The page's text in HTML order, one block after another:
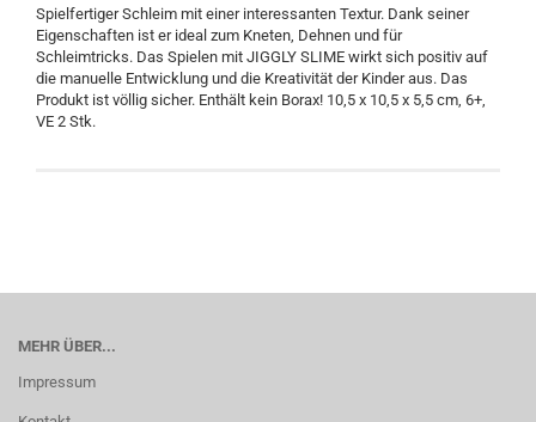
Spielfertiger Schleim mit einer interessanten Textur. Dank seiner
Eigenschaften ist er ideal zum Kneten, Dehnen und für
Schleimtricks. Das Spielen mit JIGGLY SLIME wirkt sich positiv auf
die manuelle Entwicklung und die Kreativität der Kinder aus. Das
Produkt ist völlig sicher. Enthält kein Borax! 10,5 x 10,5 x 5,5 cm, 6+,
VE 2 Stk.
MEHR ÜBER...
Impressum